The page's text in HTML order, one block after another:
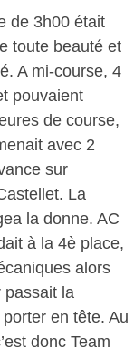
de 3h00 était
toute beauté et
A mi-course, 4
pouvaient
de course,
avec 2
sur
La
la donne. AC
à la 4è place,
alors
passait la
en tête. Au
donc Team